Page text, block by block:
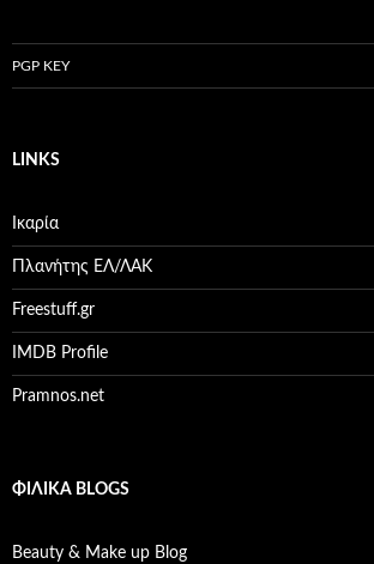
PGP KEY
LINKS
Ικαρία
Πλανήτης ΕΛ/ΛΑΚ
Freestuff.gr
IMDB Profile
Pramnos.net
ΦΙΛΙΚΆ BLOGS
Beauty & Make up Blog